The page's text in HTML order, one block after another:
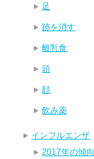
足
跡を消す
離乳食
頭
顔
飲み薬
インフルエンザ
2017年の傾向